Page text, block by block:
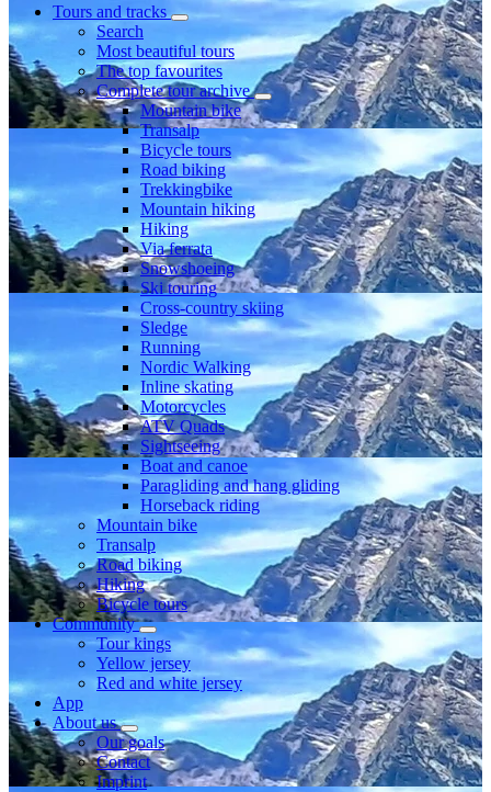
Tours and tracks
Search
Most beautiful tours
The top favourites
Complete tour archive
Mountain bike
Transalp
Bicycle tours
Road biking
Trekkingbike
Mountain hiking
Hiking
Via ferrata
Snowshoeing
Ski touring
Cross-country skiing
Sledge
Running
Nordic Walking
Inline skating
Motorcycles
ATV Quads
Sightseeing
Boat and canoe
Paragliding and hang gliding
Horseback riding
Mountain bike
Transalp
Road biking
Hiking
Bicycle tours
Community
Tour kings
Yellow jersey
Red and white jersey
App
About us
Our goals
Contact
Imprint